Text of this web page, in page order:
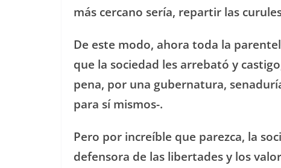
más cercano sería, repartir las
De este modo, ahora toda la
que la sociedad les arrebató y
pena, por una gubernatura,
para sí mismos-.
Pero por increíble que parezca, la
defensora de las libertades y los